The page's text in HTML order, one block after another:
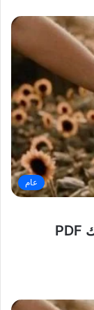
عام